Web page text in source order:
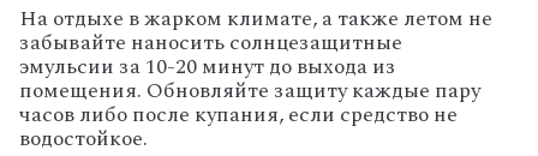
На отдыхе в жарком климате, а также летом не
забывайте наносить солнцезащитные
эмульсии за 10-20 минут до выхода из
помещения. Обновляйте защиту каждые пару
часов либо после купания, если средство не
водостойкое.